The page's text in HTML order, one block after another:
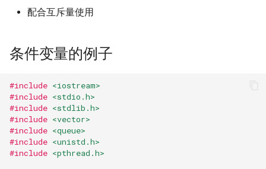
a
r
c
h
IO操作初接触
设计模式
深度讲解Go语言
框架
项目
Electron
面试题
杂记
OpenCV中的滤波器
目标识别
特征点检测与匹配
图像的分割与修复
机器学习
namespace、resources和
namespace、resources和
namespace、resources和
label
namespace、resources和
数据链路层的差错监测
以太网协议详解
ip协议详解
ip协议的转发流程
arp协议与rarp协议
基本放大电路
配合互斥量使用
条件变量的例子
#include <iostream>
#include <stdio.h>
#include <stdlib.h>
#include <vector>
#include <queue>
#include <unistd.h>
#include <pthread.h>